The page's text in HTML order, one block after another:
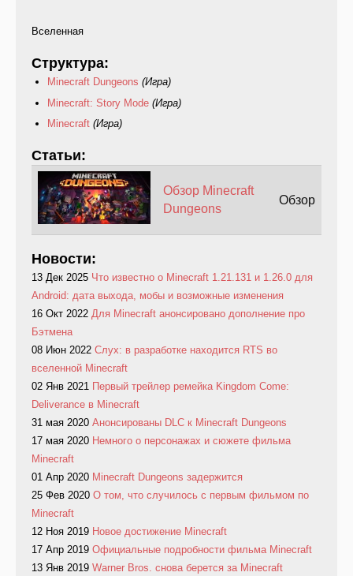
Вселенная
Структура:
Minecraft Dungeons (Игра)
Minecraft: Story Mode (Игра)
Minecraft (Игра)
Статьи:
Обзор Minecraft
Dungeons
Обзор
Новости:
13 Дек 2025 Что известно о Minecraft 1.21.131 и 1.26.0 для
Android: дата выхода, мобы и возможные изменения
16 Окт 2022 Для Minecraft анонсировано дополнение про
Бэтмена
08 Июн 2022 Слух: в разработке находится RTS во
вселенной Minecraft
02 Янв 2021 Первый трейлер ремейка Kingdom Come:
Deliverance в Minecraft
31 мая 2020 Анонсированы DLC к Minecraft Dungeons
17 мая 2020 Немного о персонажах и сюжете фильма
Minecraft
01 Апр 2020 Minecraft Dungeons задержится
25 Фев 2020 О том, что случилось с первым фильмом по
Minecraft
12 Ноя 2019 Новое достижение Minecraft
17 Апр 2019 Официальные подробности фильма Minecraft
13 Янв 2019 Warner Bros. снова берется за Minecraft